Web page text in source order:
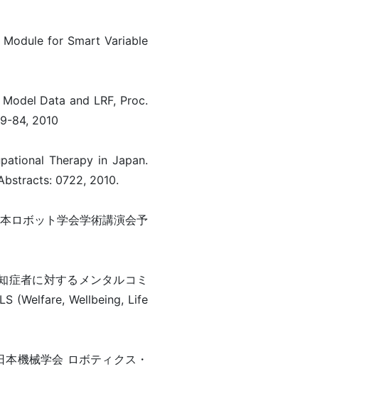
Module for Smart Variable
Data and LRF, Proc.
84, 2010
Therapy in Japan.
0722, 2010.
ロボット学会学術講演会予
者に対するメンタルコミ
(Welfare, Wellbeing, Life
機械学会 ロボティクス・